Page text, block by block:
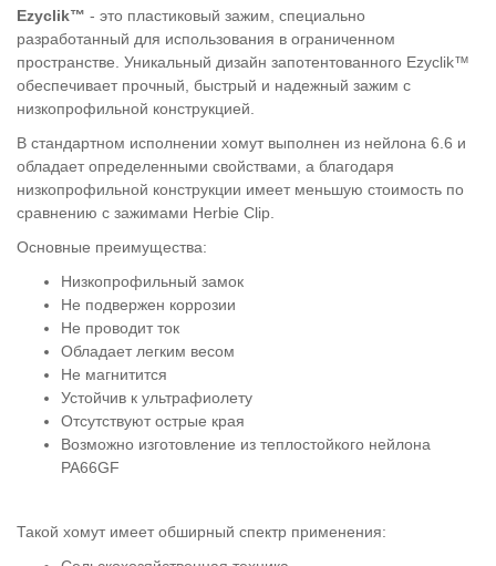
Ezyclik™ - это пластиковый зажим, специально
разработанный для использования в ограниченном
пространстве. Уникальный дизайн запотентованного Ezyclik™
обеспечивает прочный, быстрый и надежный зажим с
низкопрофильной конструкцией.
В стандартном исполнении хомут выполнен из нейлона 6.6 и
обладает определенными свойствами, а благодаря
низкопрофильной конструкции имеет меньшую стоимость по
сравнению с зажимами Herbie Clip.
Основные преимущества:
Низкопрофильный замок
Не подвержен коррозии
Не проводит ток
Обладает легким весом
Не магнитится
Устойчив к ультрафиолету
Отсутствуют острые края
Возможно изготовление из теплостойкого нейлона
PA66GF
Такой хомут имеет обширный спектр применения: